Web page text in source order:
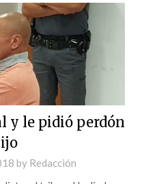
y le pidió perdón
by Redacción